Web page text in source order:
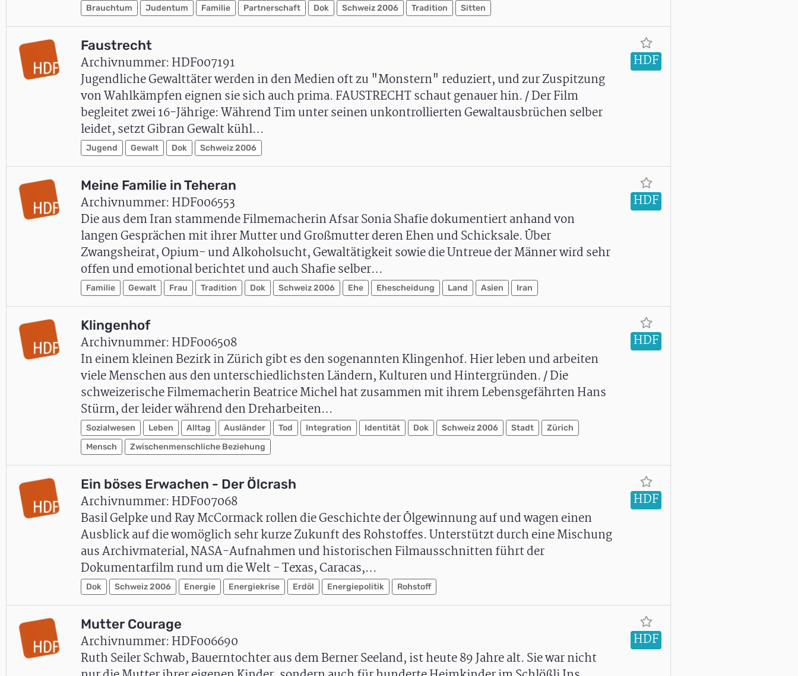
Brauchtum Judentum Familie Partnerschaft Dok Schweiz 2006 Tradition Sitten
Faustrecht
Archivnummer: HDF007191
Jugendliche Gewalttäter werden in den Medien oft zu "Monstern" reduziert, und zur Zuspitzung
von Wahlkämpfen eignen sie sich auch prima. FAUSTRECHT schaut genauer hin. / Der Film
begleitet zwei 16-Jährige: Während Tim unter seinen unkontrollierten Gewaltausbrüchen selber
leidet, setzt Gibran Gewalt kühl…
Jugend Gewalt Dok Schweiz 2006
HDF
Meine Familie in Teheran
Archivnummer: HDF006553
Die aus dem Iran stammende Filmemacherin Afsar Sonia Shafie dokumentiert anhand von
langen Gesprächen mit ihrer Mutter und Großmutter deren Ehen und Schicksale. Über
Zwangsheirat, Opium- und Alkoholsucht, Gewaltätigkeit sowie die Untreue der Männer wird sehr
offen und emotional berichtet und auch Shafie selber…
Familie Gewalt Frau Tradition Dok Schweiz 2006 Ehe Ehescheidung Land Asien Iran
HDF
Klingenhof
Archivnummer: HDF006508
In einem kleinen Bezirk in Zürich gibt es den sogenannten Klingenhof. Hier leben und arbeiten
viele Menschen aus den unterschiedlichsten Ländern, Kulturen und Hintergründen. / Die
schweizerische Filmemacherin Beatrice Michel hat zusammen mit ihrem Lebensgefährten Hans
Stürm, der leider während den Dreharbeiten…
Sozialwesen Leben Alltag Ausländer Tod Integration Identität Dok Schweiz 2006 Stadt
Zürich
Mensch
Zwischenmenschliche Beziehung
HDF
Ein böses Erwachen - Der Ölcrash
Archivnummer: HDF007068
Basil Gelpke und Ray McCormack rollen die Geschichte der Ölgewinnung auf und wagen einen
Ausblick auf die womöglich sehr kurze Zukunft des Rohstoffes. Unterstützt durch eine Mischung
aus Archivmaterial, NASA-Aufnahmen und historischen Filmausschnitten führt der
Dokumentarfilm rund um die Welt - Texas, Caracas,…
Dok Schweiz 2006 Energie Energiekrise Erdöl Energiepolitik Rohstoff
HDF
Mutter Courage
Archivnummer: HDF006690
Ruth Seiler Schwab, Bauerntochter aus dem Berner Seeland, ist heute 89 Jahre alt. Sie war nicht
HDF